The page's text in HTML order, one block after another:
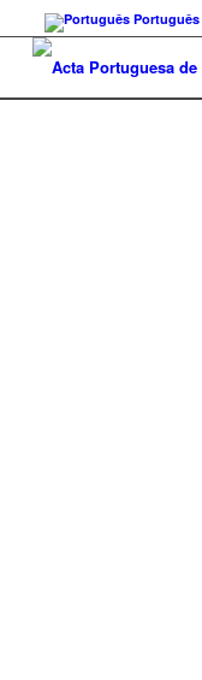
Português